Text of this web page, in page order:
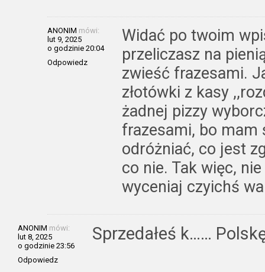
ANONIM mówi:
lut 9, 2025
o godzinie 20:04
Odpowiedz
Widać po twoim
przeliczasz na
zwieść frazesami.
złotówki z kasy
żadnej pizzy
frazesami, bo
odróżniać, co jest
co nie. Tak więc,
wyceniaj czyichś
ANONIM mówi:
lut 8, 2025
o godzinie 23:56
Odpowiedz
Sprzedałeś k……